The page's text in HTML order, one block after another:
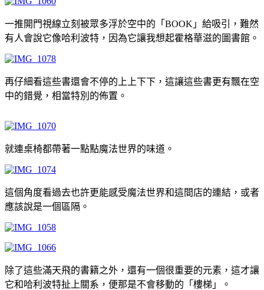
一推開門視線立刻被眾多浮於空中的「BOOK」給吸引，難然
有人會說它像哈利波特，因為它讓我想起霍格華滋的圖書館。
再仔細看這些書還會不停的上上下下，這讓這些書更有飄在空
中的錯覺，相當特別的佈置。
就連桌椅都帶著一點點魔法世界的味道。
這個角度看過去也許更能感受魔法世界和這間店的連結，或者
應該說是一個區隔。
除了這些滿天飛的書籍之外，還有一個很重要的元素，這才讓
它和哈利波特扯上關系，便那是不會移動的「樓梯」。